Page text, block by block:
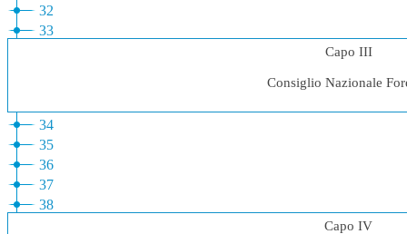
32
33
Capo III
Consiglio Nazionale
34
35
36
37
38
Capo IV